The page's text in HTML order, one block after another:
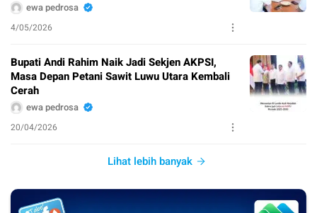
ewa pedrosa
4/05/2026
Bupati Andi Rahim Naik Jadi Sekjen AKPSI,
Masa Depan Petani Sawit Luwu Utara Kembali
Cerah
ewa pedrosa
20/04/2026
Lihat lebih banyak